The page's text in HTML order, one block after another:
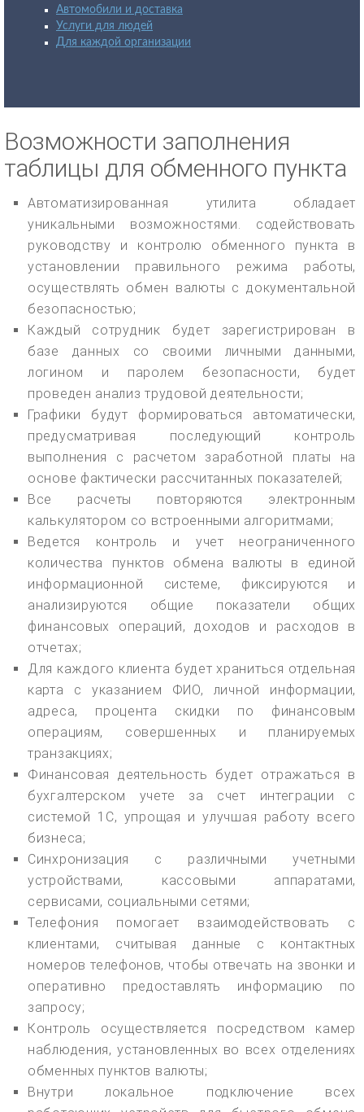
Автомобили и доставка
Услуги для людей
Для каждой организации
Возможности заполнения
таблицы для обменного пункта
Автоматизированная утилита обладает
уникальными возможностями. содействовать
руководству и контролю обменного пункта в
установлении правильного режима работы,
осуществлять обмен валюты с документальной
безопасностью;
Каждый сотрудник будет зарегистрирован в
базе данных со своими личными данными,
логином и паролем безопасности, будет
проведен анализ трудовой деятельности;
Графики будут формироваться автоматически,
предусматривая последующий контроль
выполнения с расчетом заработной платы на
основе фактически рассчитанных показателей;
Все расчеты повторяются электронным
калькулятором со встроенными алгоритмами;
Ведется контроль и учет неограниченного
количества пунктов обмена валюты в единой
информационной системе, фиксируются и
анализируются общие показатели общих
финансовых операций, доходов и расходов в
отчетах;
Для каждого клиента будет храниться отдельная
карта с указанием ФИО, личной информации,
адреса, процента скидки по финансовым
операциям, совершенных и планируемых
транзакциях;
Финансовая деятельность будет отражаться в
бухгалтерском учете за счет интеграции с
системой 1С, упрощая и улучшая работу всего
бизнеса;
Синхронизация с различными учетными
устройствами, кассовыми аппаратами,
сервисами, социальными сетями;
Телефония помогает взаимодействовать с
клиентами, считывая данные с контактных
номеров телефонов, чтобы отвечать на звонки и
оперативно предоставлять информацию по
запросу;
Контроль осуществляется посредством камер
наблюдения, установленных во всех отделениях
обменных пунктов валюты;
Внутри локальное подключение всех